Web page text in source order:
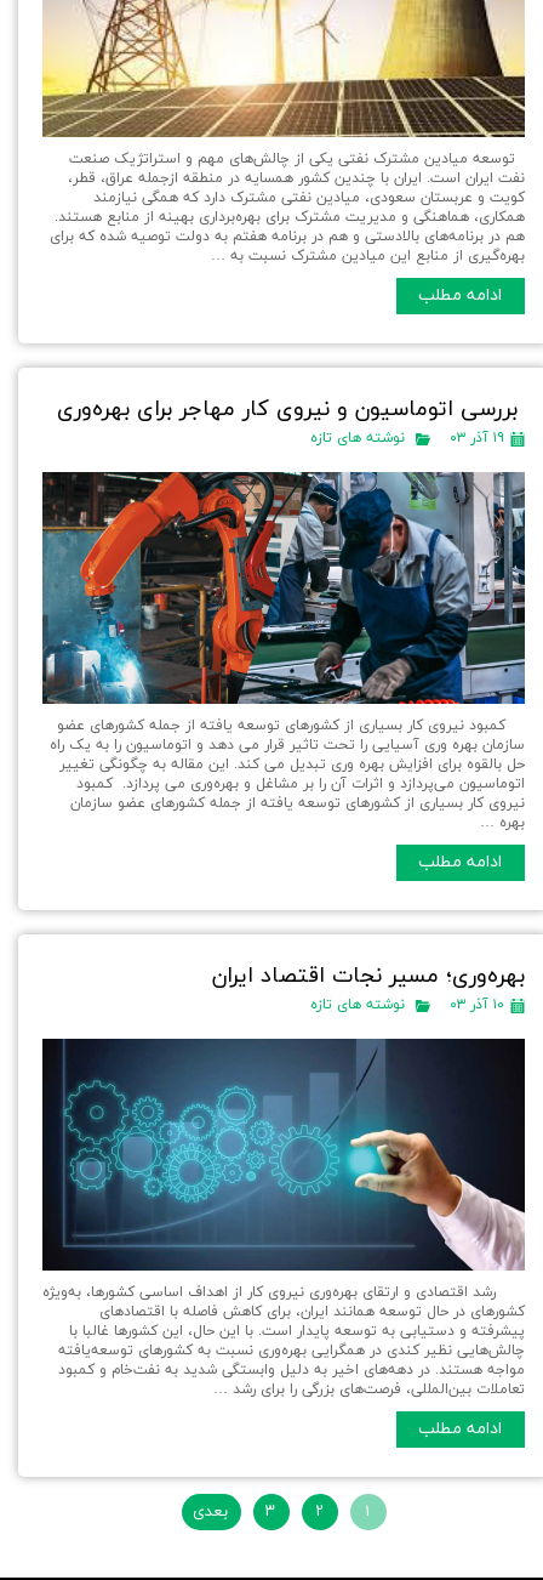
توسعه میادین مشترک نفتی یکی از چالش‌های مهم و استراتژیک صنعت
نفت ایران است. ایران با چندین کشور همسایه در منطقه ازجمله عراق، قطر،
کویت و عربستان سعودی، میادین نفتی مشترک دارد که همگی نیازمند
همکاری، هماهنگی و مدیریت مشترک برای بهره‌برداری بهینه از منابع هستند.
هم در برنامه‌های بالادستی و هم در برنامه هفتم به دولت توصیه شده که برای
بهره‌گیری از منابع این میادین مشترک نسبت به …
ادامه مطلب
بررسی اتوماسیون و نیروی کار مهاجر برای بهره‌وری
۱۹ آذر ۰۳ نوشته های تازه
کمبود نیروی کار بسیاری از کشورهای توسعه یافته از جمله کشورهای عضو
سازمان بهره وری آسیایی را تحت تاثیر قرار می دهد و اتوماسیون را به یک راه
حل بالقوه برای افزایش بهره وری تبدیل می کند. این مقاله به چگونگی تغییر
اتوماسیون می‌پردازد و اثرات آن را بر مشاغل و بهره‌وری می پردازد. کمبود
نیروی کار بسیاری از کشورهای توسعه یافته از جمله کشورهای عضو سازمان
بهره …
ادامه مطلب
بهره‌وری؛ مسیر نجات اقتصاد ایران
۱۰ آذر ۰۳ نوشته های تازه
رشد اقتصادی و ارتقای بهره‌وری نیروی کار از اهداف اساسی کشورها، به‌ویژه
کشورهای در حال توسعه همانند ایران، برای کاهش فاصله با اقتصادهای
پیشرفته و دستیابی به توسعه پایدار است. با این حال، این کشورها غالبا با
چالش‌هایی نظیر کندی در همگرایی بهره‌وری نسبت به کشورهای توسعه‌یافته
مواجه هستند. در دهه‌های اخیر به دلیل وابستگی شدید به نفت‌خام و کمبود
تعاملات بین‌المللی، فرصت‌های بزرگی را برای رشد …
ادامه مطلب
۱ ۲ ۳ بعدی